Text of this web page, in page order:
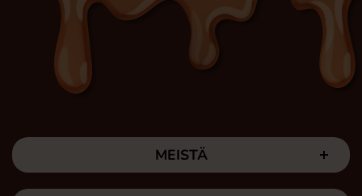
MEISTÄ